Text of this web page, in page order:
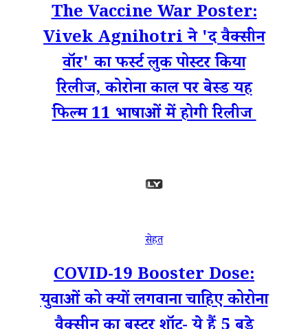
The Vaccine War Poster:
Vivek Agnihotri ने 'द वैक्सीन
वॉर' का फर्स्ट लुक पोस्टर किया
रिलीज, कोरोना काल पर बेस्ड यह
फिल्म 11 भाषाओं में होगी रिलीज
सेहत
COVID-19 Booster Dose:
युवाओं को क्यों लगवाना चाहिए कोरोना